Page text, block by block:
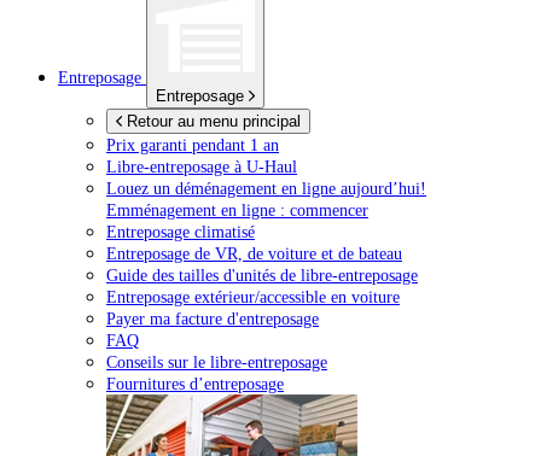
Entreposage
Entreposage
Retour au menu principal
Prix garanti pendant 1 an
Libre-entreposage à U-Haul
Louez un déménagement en ligne aujourd’hui!
Emménagement en ligne : commencer
Entreposage climatisé
Entreposage de VR, de voiture et de bateau
Guide des tailles d'unités de libre-entreposage
Entreposage extérieur/accessible en voiture
Payer ma facture d'entreposage
FAQ
Conseils sur le libre-entreposage
Fournitures d’entreposage